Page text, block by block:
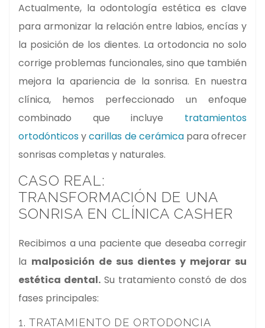
Actualmente, la odontología estética es clave
para armonizar la relación entre labios, encías y
la posición de los dientes. La ortodoncia no solo
corrige problemas funcionales, sino que también
mejora la apariencia de la sonrisa. En nuestra
clínica, hemos perfeccionado un enfoque
combinado que incluye tratamientos
ortodónticosycarillas de cerámicapara ofrecer
sonrisas completas y naturales.
CASO REAL:
TRANSFORMACIÓN DE UNA
SONRISA EN CLÍNICA CASHER
Recibimos a una paciente que deseaba corregir
la malposición de sus dientes y mejorar su
estética dental.Su tratamiento constó de dos
fases principales:
1. TRATAMIENTO DE ORTODONCIA